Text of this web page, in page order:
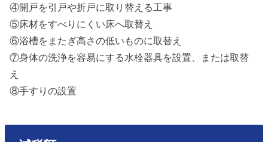
④開戸を引戸や折戸に取り替える工事
⑤床材をすべりにくい床へ取替え
⑥浴槽をまたぎ高さの低いものに取替え
⑦身体の洗浄を容易にする水栓器具を設置、または取替
え
⑧手すりの設置